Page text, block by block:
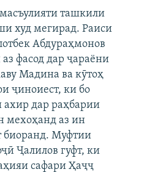
ташкили
худ мегирад. Раиси
Абдураҳмонов
фасод дар ҷараёни
Мадина ва кӯтоҳ
ҷиноиест, ки бо
ахир дар раҳбарии
мехоҳанд аз ин
биоранд. Муфтии
Ҷалилов гуфт, ки
сафари Ҳаҷҷ